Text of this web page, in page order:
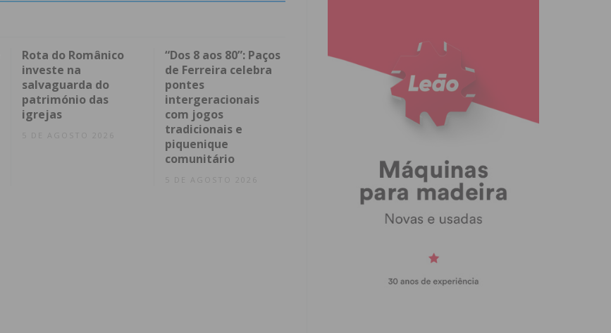
Rota do Românico
investe na
salvaguarda do
património das
igrejas
5 DE AGOSTO 2026
“Dos 8 aos 80”: Paços
de Ferreira celebra
pontes
intergeracionais
com jogos
tradicionais e
piquenique
comunitário
5 DE AGOSTO 2026